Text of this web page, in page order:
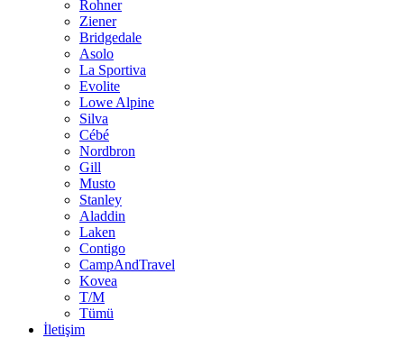
Rohner
Ziener
Bridgedale
Asolo
La Sportiva
Evolite
Lowe Alpine
Silva
Cébé
Nordbron
Gill
Musto
Stanley
Aladdin
Laken
Contigo
CampAndTravel
Kovea
T/M
Tümü
İletişim